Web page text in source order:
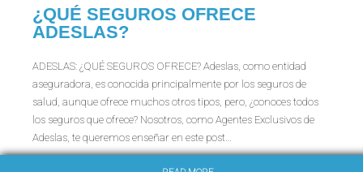
¿QUÉ SEGUROS OFRECE
ADESLAS?
ADESLAS: ¿QUÉ SEGUROS OFRECE? Adeslas, como entidad
aseguradora, es conocida principalmente por los seguros de
salud, aunque ofrece muchos otros tipos, pero, ¿conoces todos
los seguros que ofrece? Nosotros, como Agentes Exclusivos de
Adeslas, te queremos enseñar en este post…